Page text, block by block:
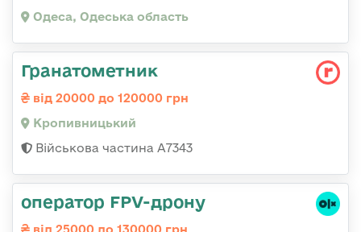
Одеса, Одеська область
Гранатометник
від 20000 до 120000 грн
Кропивницький
Військова частина А7343
оператор FPV-дрону